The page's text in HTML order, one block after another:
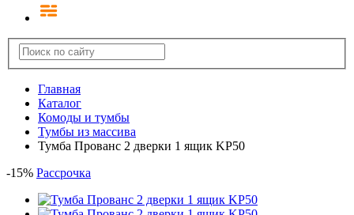
Главная
Каталог
Комоды и тумбы
Тумбы из массива
Тумба Прованс 2 дверки 1 ящик KP50
-15% Рассрочка